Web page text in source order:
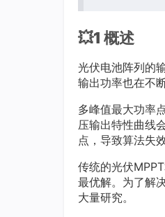
💥1 概述
光伏电池阵列的
输出功率也在不
多峰值最大功率
压输出特性曲线
点，导致算法失
传统的光伏
最优解。为了解
大量研究。